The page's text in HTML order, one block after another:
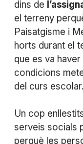
dins de
el terreny
Paisatgisme i
horts durant el
que es va haver
condicions
del curs escolar.
Un cop
serveis socials
perquè les